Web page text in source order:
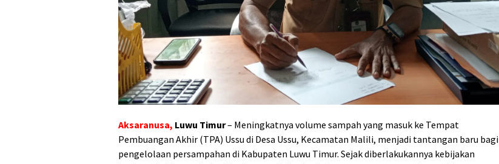
Aksaranusa, Luwu Timur– Meningkatnya volume sampah yang masuk ke Tempat
Pembuangan Akhir (TPA) Ussu di Desa Ussu, Kecamatan Malili, menjadi tantangan baru bagi
pengelolaan persampahan di Kabupaten Luwu Timur. Sejak diberlakukannya kebijakan